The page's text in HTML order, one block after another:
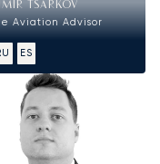
TSARKOV
Aviation Advisor
ES